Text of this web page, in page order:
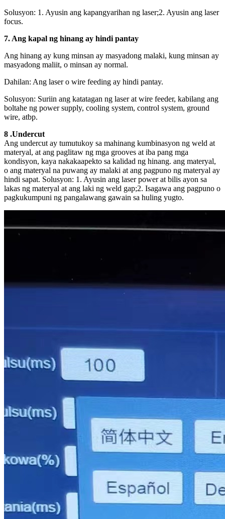
Solusyon: 1. Ayusin ang kapangyarihan ng laser;2. Ayusin ang laser
focus.
7. Ang kapal ng hinang ay hindi pantay
Ang hinang ay kung minsan ay masyadong malaki, kung minsan ay
masyadong maliit, o minsan ay normal.
Dahilan: Ang laser o wire feeding ay hindi pantay.
Solusyon: Suriin ang katatagan ng laser at wire feeder, kabilang ang
boltahe ng power supply, cooling system, control system, ground
wire, atbp.
8 .Undercut
Ang undercut ay tumutukoy sa mahinang kumbinasyon ng weld at
materyal, at ang paglitaw ng mga grooves at iba pang mga
kondisyon, kaya nakakaapekto sa kalidad ng hinang. ang materyal,
o ang materyal na puwang ay malaki at ang pagpuno ng materyal ay
hindi sapat. Solusyon: 1. Ayusin ang laser power at bilis ayon sa
lakas ng materyal at ang laki ng weld gap;2. Isagawa ang pagpuno o
pagkukumpuni ng pangalawang gawain sa huling yugto.